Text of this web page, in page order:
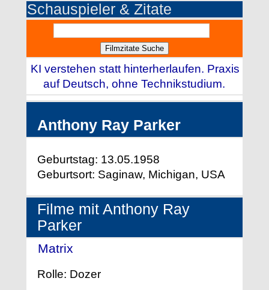
Schauspieler & Zitate
KI verstehen statt hinterherlaufen. Praxis
auf Deutsch, ohne Technikstudium.
Anthony Ray Parker
Geburtstag: 13.05.1958
Geburtsort: Saginaw, Michigan, USA
Filme mit Anthony Ray
Parker
Matrix
Rolle: Dozer